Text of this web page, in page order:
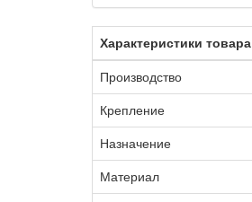
Характеристики товара
Производство
Крепление
Назначение
Материал